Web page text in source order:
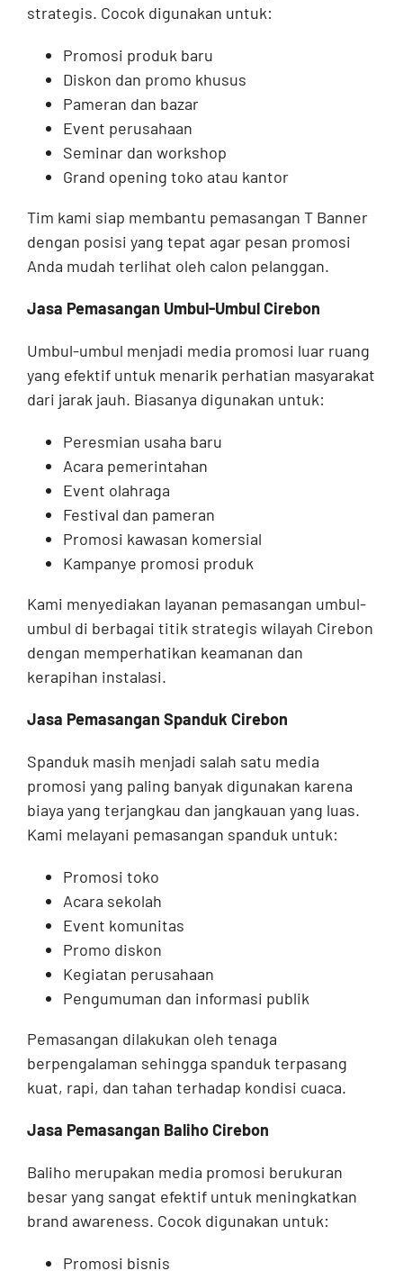
strategis. Cocok digunakan untuk:
Promosi produk baru
Diskon dan promo khusus
Pameran dan bazar
Event perusahaan
Seminar dan workshop
Grand opening toko atau kantor
Tim kami siap membantu pemasangan T Banner
dengan posisi yang tepat agar pesan promosi
Anda mudah terlihat oleh calon pelanggan.
Jasa Pemasangan Umbul-Umbul Cirebon
Umbul-umbul menjadi media promosi luar ruang
yang efektif untuk menarik perhatian masyarakat
dari jarak jauh. Biasanya digunakan untuk:
Peresmian usaha baru
Acara pemerintahan
Event olahraga
Festival dan pameran
Promosi kawasan komersial
Kampanye promosi produk
Kami menyediakan layanan pemasangan umbul-
umbul di berbagai titik strategis wilayah Cirebon
dengan memperhatikan keamanan dan
kerapihan instalasi.
Jasa Pemasangan Spanduk Cirebon
Spanduk masih menjadi salah satu media
promosi yang paling banyak digunakan karena
biaya yang terjangkau dan jangkauan yang luas.
Kami melayani pemasangan spanduk untuk:
Promosi toko
Acara sekolah
Event komunitas
Promo diskon
Kegiatan perusahaan
Pengumuman dan informasi publik
Pemasangan dilakukan oleh tenaga
berpengalaman sehingga spanduk terpasang
kuat, rapi, dan tahan terhadap kondisi cuaca.
Jasa Pemasangan Baliho Cirebon
Baliho merupakan media promosi berukuran
besar yang sangat efektif untuk meningkatkan
brand awareness. Cocok digunakan untuk:
Promosi bisnis